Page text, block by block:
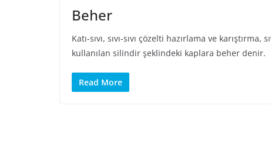
Beher
Katı-sıvı, sıvı-sıvı çözelti hazırlama ve
kullanılan silindir şeklindeki kaplara beher denir.
Read More